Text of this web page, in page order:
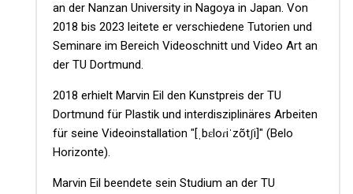
an der Nanzan University in Nagoya in Japan. Von
2018 bis 2023 leitete er verschiedene Tutorien und
Seminare im Bereich Videoschnitt und Video Art an
der TU Dortmund.
2018 erhielt Marvin Eil den Kunstpreis der TU
Dortmund für Plastik und interdisziplinäres Arbeiten
für seine Videoinstallation "[ˌbɛloɾiˈzõtʃi]" (Belo
Horizonte).
Marvin Eil beendete sein Studium an der TU